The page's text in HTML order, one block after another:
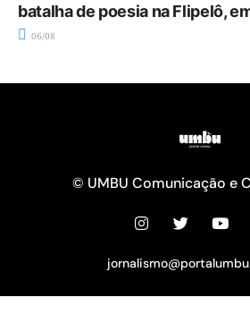
batalha de poesia na Flipelô,
06/08
© UMBU Comunicação e